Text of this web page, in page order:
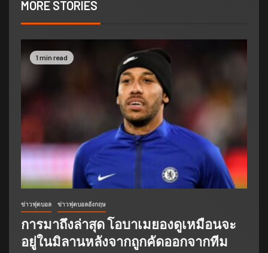
MORE STORIES
1 min read
ข่าวฟุตบอล ข่าวฟุตบอลอังกฤษ
การมาถึงล่าสุด โอบาเมยองดูเหมือนจะ
อยู่ในมิลานหลังจากถูกคัดออกจากทีม